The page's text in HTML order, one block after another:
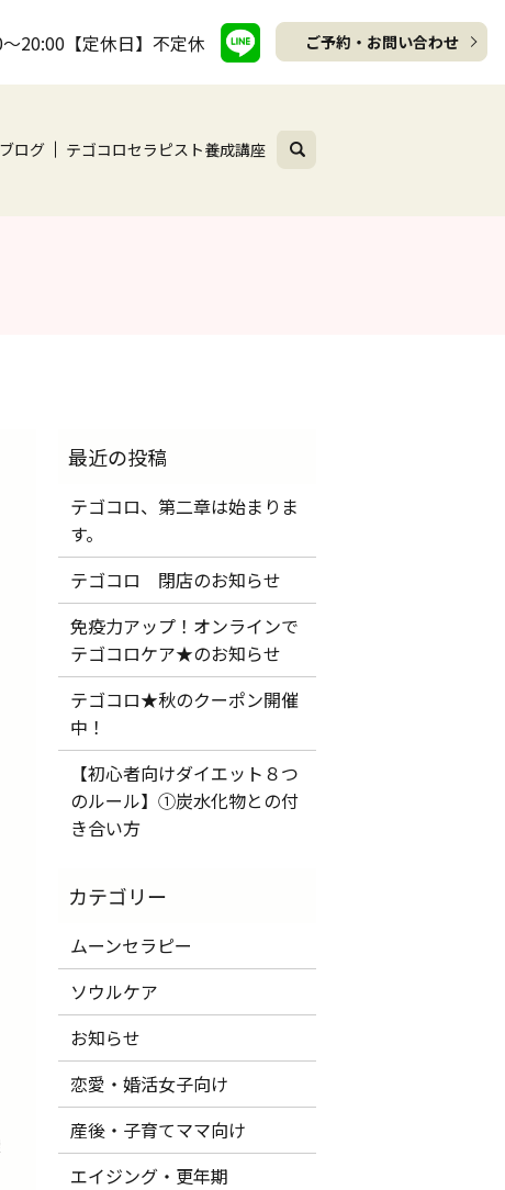
～20:00【定休日】不定休 ご予約・お問い合わせ
ブログ テゴコロセラピスト養成講座
テゴコロ、第二章は始まりま
す。
テゴコロ 閉店のお知らせ
免疫力アップ！オンラインで
テゴコロケア★のお知らせ
テゴコロ★秋のクーポン開催
中！
【初心者向けダイエット８つ
のルール】①炭水化物との付
き合い方
ムーンセラピー
ソウルケア
お知らせ
恋愛・婚活女子向け
産後・子育てママ向け
エイジング・更年期